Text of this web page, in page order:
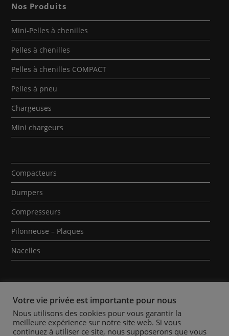
Nos Produits
Mini-Pelles à chenilles
Pelles à chenilles
Pelles à chenilles COMPACT
Pelles à pneu
Chargeuses
Mini chargeurs
Compacteurs
Dumpers
Compresseurs
Pilonneuse – Plaques
Nacelles
Qui sommes-nous ? Contact Mentions Légales
Votre vie privée est importante pour nous
Nous utilisons des cookies pour vous garantir la
meilleure expérience sur notre site web. Si vous
continuez à utiliser ce site, nous supposerons que vous